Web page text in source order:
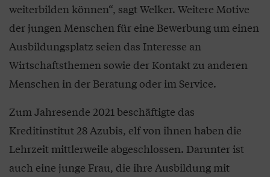
weiterbilden können“, sagt Welker. Weitere Motive
der jungen Menschen für eine Bewerbung um einen
Ausbildungsplatz seien das Interesse an
Wirtschaftsthemen sowie der Kontakt zu anderen
Menschen in der Beratung oder im Service.
Zum Jahresende 2021 beschäftigte das
Kreditinstitut 28 Azubis, elf von ihnen haben die
Lehrzeit mittlerweile abgeschlossen. Darunter ist
auch eine junge Frau, die ihre Ausbildung mit